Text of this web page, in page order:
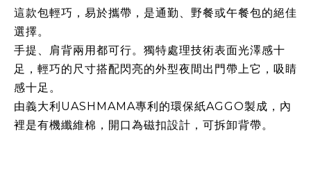
這款包輕巧，易於攜帶，是通勤、野餐或午餐包的絕佳
選擇。
手提、肩背兩用都可行。獨特處理技術表面光澤感十
足，輕巧的尺寸搭配閃亮的外型夜間出門帶上它，吸睛
感十足。
由義大利UASHMAMA專利的環保紙AGGO製成，內
裡是有機纖維棉，開口為磁扣設計，可拆卸背帶。